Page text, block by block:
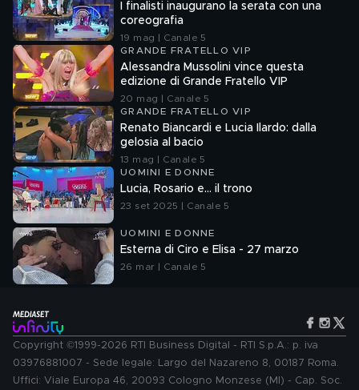
I finalisti inaugurano la serata con una
coreografia
19 mag | Canale 5
GRANDE FRATELLO VIP
Alessandra Mussolini vince questa
edizione di Grande Fratello VIP
20 mag | Canale 5
GRANDE FRATELLO VIP
Renato Biancardi e Lucia Ilardo: dalla
gelosia al bacio
13 mag | Canale 5
UOMINI E DONNE
Lucia, Rosario e... il trono
23 set 2025 | Canale 5
UOMINI E DONNE
Esterna di Ciro e Elisa - 27 marzo
26 mar | Canale 5
Copyright ©1999-2026 RTI Business Digital - RTI S.p.A.: p. iva
03976881007 - Sede legale: Largo del Nazareno 8, 00187 Roma.
Uffici: Viale Europa 46, 20093 Cologno Monzese (MI) - Cap. Soc.